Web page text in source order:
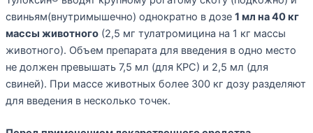
свиньям(внутримышечно) однократно в дозе 1 мл на 40 кг
массы животного (2,5 мг тулатромицина на 1 кг массы
животного). Объем препарата для введения в одно место
не должен превышать 7,5 мл (для КРС) и 2,5 мл (для
свиней). При массе животных более 300 кг дозу разделяют
для введения в несколько точек.